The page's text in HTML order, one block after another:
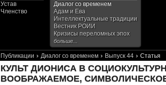
Устав
Членство
Диалог со временем
Адам и Ева
Интеллектуальные традиции
Вестник РОИИ
Кризисы переломных эпох
больше...
Публикации › Диалог со временем › Выпуск 44 › Статья
КУЛЬТ ДИОНИСА В
ВООБРАЖАЕМОЕ,